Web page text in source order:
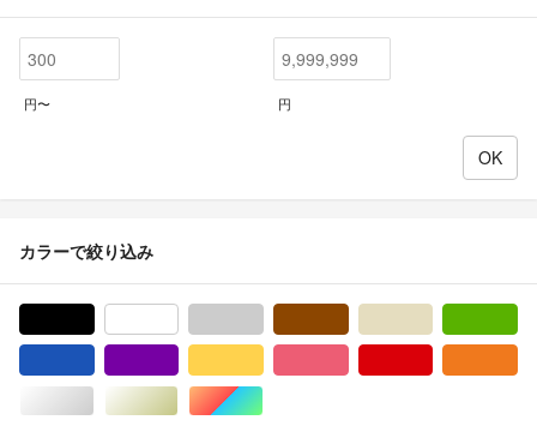
円〜 円
カラーで絞り込み
シルバー/銀色系ゴールド/金色系マルチカラー